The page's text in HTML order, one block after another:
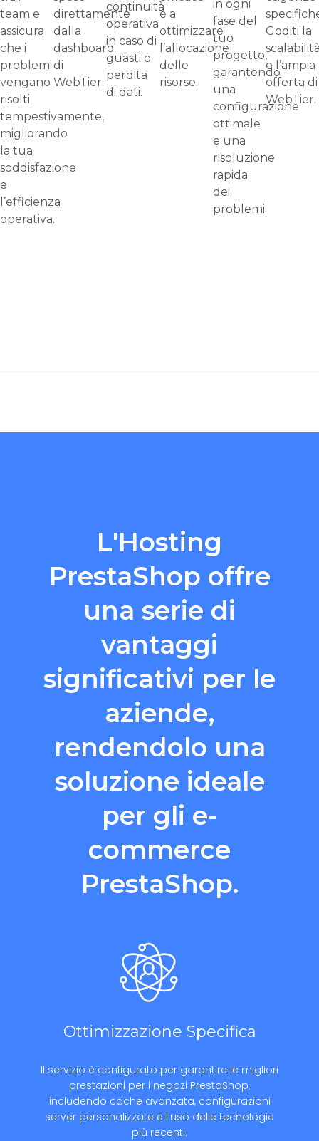
team e
assicura
che i
problemi
vengano
risolti
tempestivamente,
migliorando
la tua
soddisfazione
e
l’efficienza
operativa.
direttamente
dalla
dashboard
di
WebTier.
continuità
operativa
in caso di
guasti o
perdita
di dati.
e a
ottimizzare
l’allocazione
delle
risorse.
in ogni
fase del
tuo
progetto,
garantendo
una
configurazione
ottimale
e una
risoluzione
rapida
dei
problemi.
Goditi la
e l’ampia
offerta di
WebTier.
L'Hosting
PrestaShop offre
una serie di
vantaggi
significativi per le
aziende,
rendendolo una
soluzione ideale
per gli e-
commerce
PrestaShop.
Ottimizzazione Specifica
Il servizio è configurato per garantire le migliori
prestazioni per i negozi PrestaShop,
includendo cache avanzata, configurazioni
server personalizzate e l'uso delle tecnologie
più recenti.